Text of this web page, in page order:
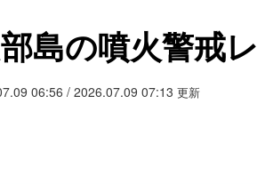
島の噴火警戒
06:56 / 2026.07.09 07:13 更新